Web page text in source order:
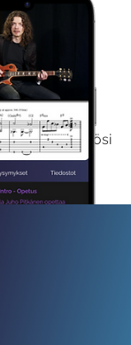
käyttöösi